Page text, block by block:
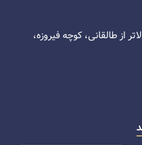
از طالقانی، کوچه فیروزه،